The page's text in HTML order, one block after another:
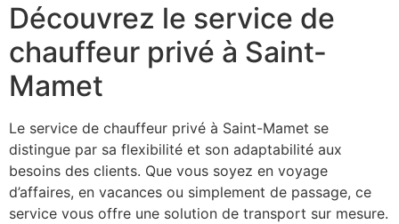
Découvrez le service de
chauffeur privé à Saint-
Mamet
Le service de chauffeur privé à Saint-Mamet se
distingue par sa flexibilité et son adaptabilité aux
besoins des clients. Que vous soyez en voyage
d’affaires, en vacances ou simplement de passage, ce
service vous offre une solution de transport sur mesure.